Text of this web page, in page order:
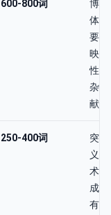
600-800词
博士
体系
要需
映研
性、
杂性
献。
250-400词
突
义
术路
成
有限